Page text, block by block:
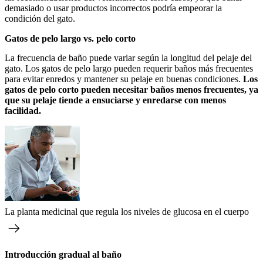
demasiado o usar productos incorrectos podría empeorar la
condición del gato.
Gatos de pelo largo vs. pelo corto
La frecuencia de baño puede variar según la longitud del pelaje del
gato. Los gatos de pelo largo pueden requerir baños más frecuentes
para evitar enredos y mantener su pelaje en buenas condiciones. Los
gatos de pelo corto pueden necesitar baños menos frecuentes, ya
que su pelaje tiende a ensuciarse y enredarse con menos
facilidad.
La planta medicinal que regula los niveles de glucosa en el cuerpo
Introducción gradual al baño